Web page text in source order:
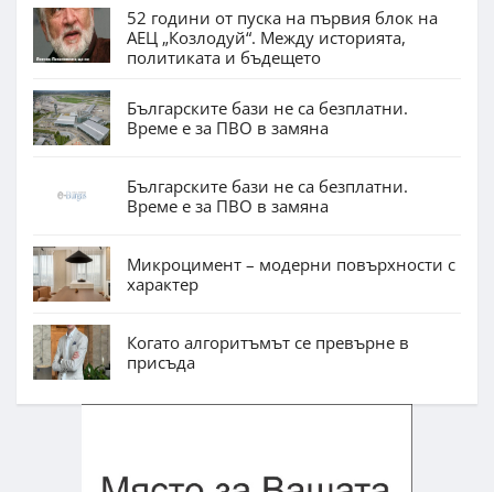
52 години от пуска на първия блок на
АЕЦ „Козлодуй“. Между историята,
политиката и бъдещето
Българските бази не са безплатни.
Време е за ПВО в замяна
Българските бази не са безплатни.
Време е за ПВО в замяна
Микроцимент – модерни повърхности с
характер
Когато алгоритъмът се превърне в
присъда